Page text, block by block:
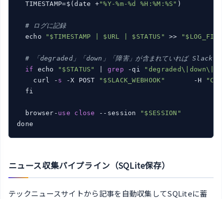
  TIMESTAMP=$(date +
"%Y-%m-%d %H:%M:%S" )
# ログに記録
  echo
"$TIMESTAMP | $URL | $STATUS" >>
# 「degraded」「down」「障害」が含まれていれば Slack
if echo "$STATUS" grep -qi
"degraded\|down\|
    curl -
s -X POST "$SLACK_WEBHOOK"
       -H
  fi
  browser-
use close --session
"$SESSION"
ニュース収集パイプライン（SQLite保存）
テックニュースサイトから記事を自動収集してSQLiteに蓄